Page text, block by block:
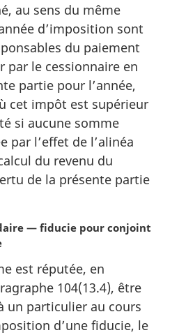
au sens du même
d’imposition sont
du paiement
par le cessionnaire en
partie pour l’année,
cet impôt est supérieur
si aucune somme
par l’effet de l’alinéa
du revenu du
de la présente partie
— fiducie pour conjoint
est réputée, en
104(13.4), être
un particulier au cours
d’une fiducie, le